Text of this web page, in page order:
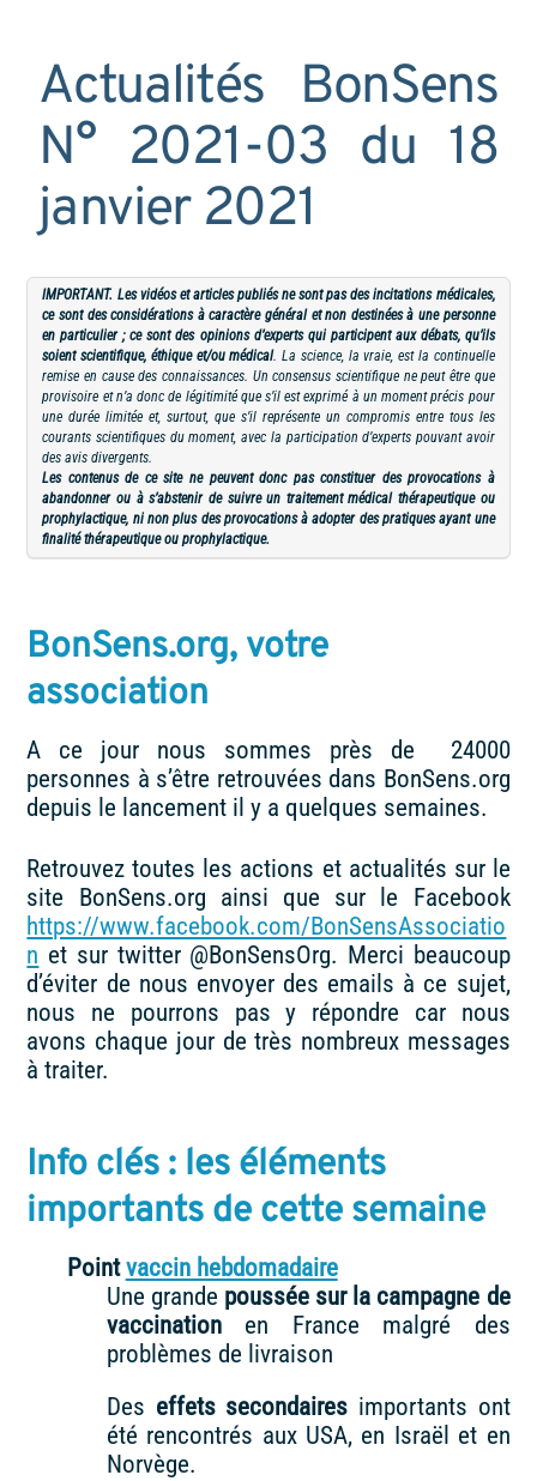
Actualités BonSens
N° 2021-03 du 18
janvier 2021
IMPORTANT. Les vidéos et articles publiés ne sont pas des incitations médicales,
ce sont des considérations à caractère général et non destinées à une personne
en particulier ; ce sont des opinions d’experts qui participent aux débats, qu’ils
soient scientifique, éthique et/ou médical. La science, la vraie, est la continuelle
remise en cause des connaissances. Un consensus scientifique ne peut être que
provisoire et n’a donc de légitimité que s’il est exprimé à un moment précis pour
une durée limitée et, surtout, que s’il représente un compromis entre tous les
courants scientifiques du moment, avec la participation d’experts pouvant avoir
des avis divergents.
Les contenus de ce site ne peuvent donc pas constituer des provocations à
abandonner ou à s’abstenir de suivre un traitement médical thérapeutique ou
prophylactique, ni non plus des provocations à adopter des pratiques ayant une
finalité thérapeutique ou prophylactique.
BonSens.org, votre
association
A ce jour nous sommes près de 24000
personnes à s’être retrouvées dans BonSens.org
depuis le lancement il y a quelques semaines.
Retrouvez toutes les actions et actualités sur le
site BonSens.org ainsi que sur le Facebook
https://www.facebook.com/BonSensAssociatio
n et sur twitter @BonSensOrg. Merci beaucoup
d’éviter de nous envoyer des emails à ce sujet,
nous ne pourrons pas y répondre car nous
avons chaque jour de très nombreux messages
à traiter.
Info clés : les éléments
importants de cette semaine
Pointvaccin hebdomadaire
Une grande poussée sur la campagne de
vaccinationen France malgré des
problèmes de livraison
Des effets secondaires importants ont
été rencontrés aux USA, en Israël et en
Norvège.